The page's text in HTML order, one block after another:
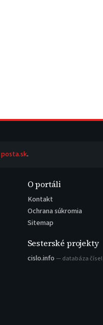
posta.sk.
O portáli
Kontakt
Ochrana súkromia
Sitemap
Sesterské projekty
cislo.info — databáza čísel